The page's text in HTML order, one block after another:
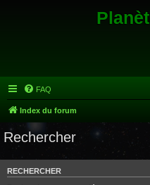
FAQ
Index du forum
Rechercher
RECHERCHER